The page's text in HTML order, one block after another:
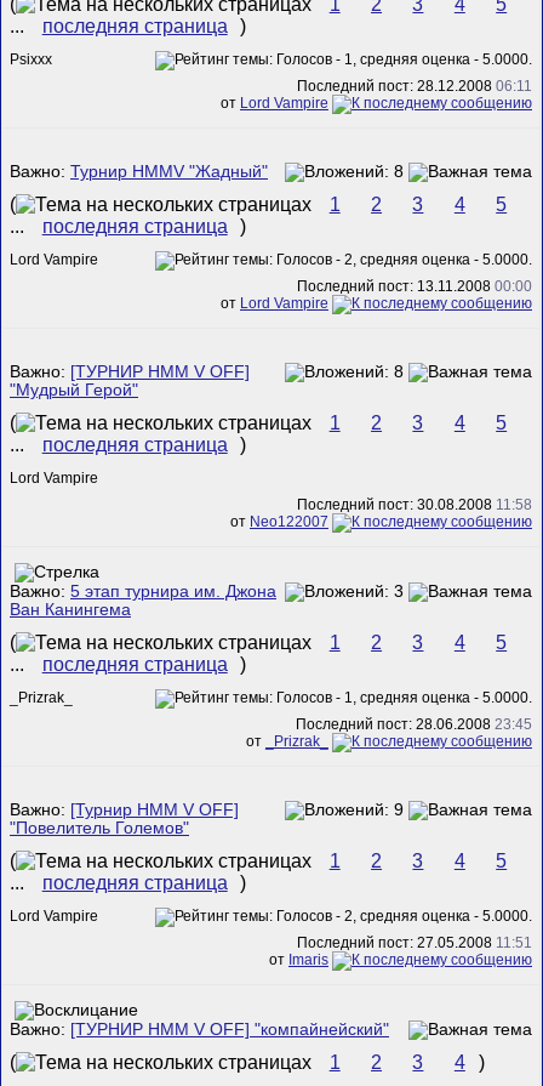
...
последняя страница )
Psixxx
Последний пост: 28.12.2008 06:11
от Lord Vampire
Важно: Турнир HMMV "Жадный"
( 1 2 3 4
5
...
последняя страница )
Lord Vampire
Последний пост: 13.11.2008 00:00
от Lord Vampire
Важно: [ТУРНИР HMM V OFF]
"Мудрый Герой"
( 1 2 3 4
5
...
последняя страница )
Lord Vampire
Последний пост: 30.08.2008 11:58
от Neo122007
Важно: 5 этап турнира им. Джона
Ван Канингема
( 1 2 3 4
5
...
последняя страница )
_Prizrak_
Последний пост: 28.06.2008 23:45
от
_Prizrak_
Важно: [Турнир HMM V OFF]
"Повелитель Големов"
( 1 2 3 4
5
...
последняя страница )
Lord Vampire
Последний пост: 27.05.2008 11:51
от Imaris
Важно: [ТУРНИР HMM V OFF] "компайнейский"
( 1 2 3 4 )